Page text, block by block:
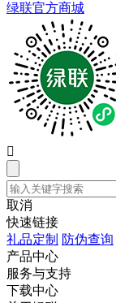
绿联官方商城

取消
快速链接
礼品定制 防伪查询
产品中心
服务与支持
下载中心